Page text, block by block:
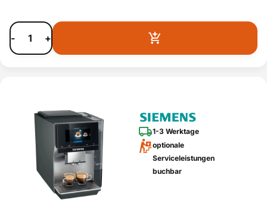
- +
1-3 Werktage
optionale
Serviceleistungen
buchbar